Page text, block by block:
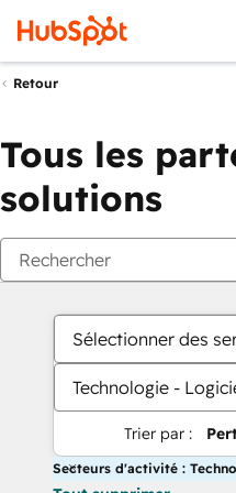
Retour
Tous les
solutions
Sélectionner des
Technologie -
Trier par :
Secteurs d'activité :